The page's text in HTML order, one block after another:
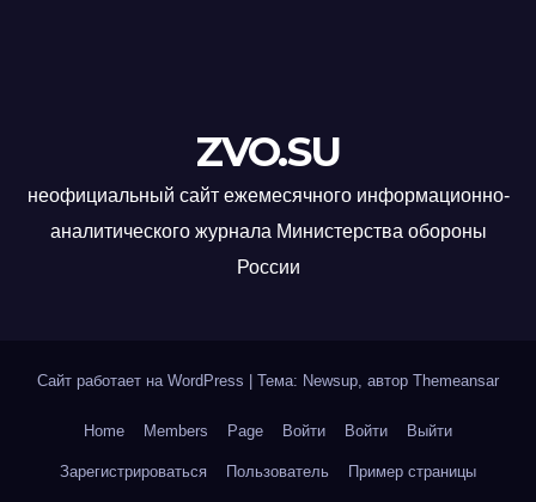
ZVO.SU
неофициальный сайт ежемесячного информационно-
аналитического журнала Министерства обороны
России
Сайт работает на WordPress Тема: Newsup, автор Themeansar
Home Members Page Войти Войти Выйти
Зарегистрироваться Пользователь Пример страницы